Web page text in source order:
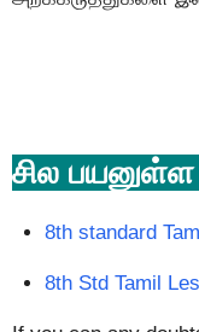
சில
8th standard
8th Std Tamil